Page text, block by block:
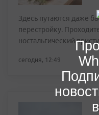
Здесь путаются даже
перестройку.
ностальгический
сегодня, 12:49